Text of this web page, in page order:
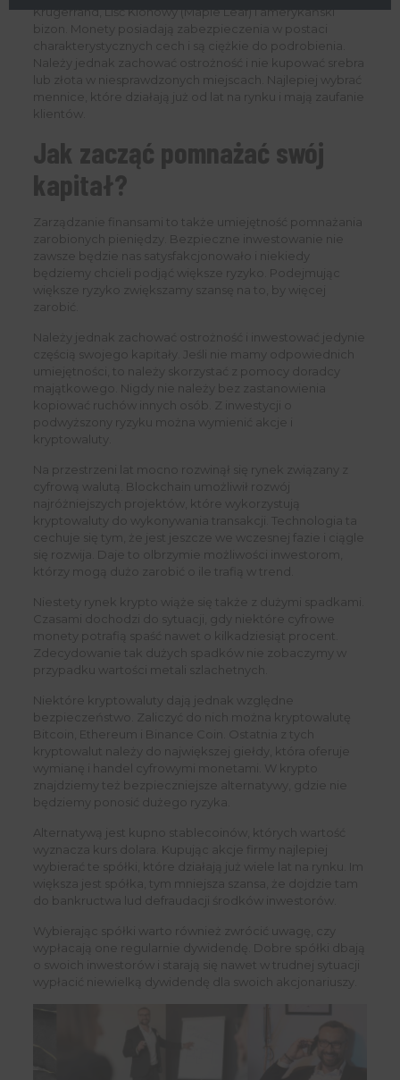
Krugerrand, Liść Klonowy (Maple Leaf) i amerykański
bizon. Monety posiadają zabezpieczenia w postaci
charakterystycznych cech i są ciężkie do podrobienia.
Należy jednak zachować ostrożność i nie kupować srebra
lub złota w niesprawdzonych miejscach. Najlepiej wybrać
mennice, które działają już od lat na rynku i mają zaufanie
klientów.
Jak zacząć pomnażać swój
kapitał?
Zarządzanie finansami to także umiejętność pomnażania
zarobionych pieniędzy. Bezpieczne inwestowanie nie
zawsze będzie nas satysfakcjonowało i niekiedy
będziemy chcieli podjąć większe ryzyko. Podejmując
większe ryzyko zwiększamy szansę na to, by więcej
zarobić.
Należy jednak zachować ostrożność i inwestować jedynie
częścią swojego kapitały. Jeśli nie mamy odpowiednich
umiejętności, to należy skorzystać z pomocy doradcy
majątkowego. Nigdy nie należy bez zastanowienia
kopiować ruchów innych osób. Z inwestycji o
podwyższony ryzyku można wymienić akcje i
kryptowaluty.
Na przestrzeni lat mocno rozwinął się rynek związany z
cyfrową walutą. Blockchain umożliwił rozwój
najróżniejszych projektów, które wykorzystują
kryptowaluty do wykonywania transakcji. Technologia ta
cechuje się tym, że jest jeszcze we wczesnej fazie i ciągle
się rozwija. Daje to olbrzymie możliwości inwestorom,
którzy mogą dużo zarobić o ile trafią w trend.
Niestety rynek krypto wiąże się także z dużymi spadkami.
Czasami dochodzi do sytuacji, gdy niektóre cyfrowe
monety potrafią spaść nawet o kilkadziesiąt procent.
Zdecydowanie tak dużych spadków nie zobaczymy w
przypadku wartości metali szlachetnych.
Niektóre kryptowaluty dają jednak względne
bezpieczeństwo. Zaliczyć do nich można kryptowalutę
Bitcoin, Ethereum i Binance Coin. Ostatnia z tych
kryptowalut należy do największej giełdy, która oferuje
wymianę i handel cyfrowymi monetami. W krypto
znajdziemy też bezpieczniejsze alternatywy, gdzie nie
będziemy ponosić dużego ryzyka.
Alternatywą jest kupno stablecoinów, których wartość
wyznacza kurs dolara. Kupując akcje firmy najlepiej
wybierać te spółki, które działają już wiele lat na rynku. Im
większa jest spółka, tym mniejsza szansa, że dojdzie tam
do bankructwa lud defraudacji środków inwestorów.
Wybierając spółki warto również zwrócić uwagę, czy
wypłacają one regularnie dywidendę. Dobre spółki dbają
o swoich inwestorów i starają się nawet w trudnej sytuacji
wypłacić niewielką dywidendę dla swoich akcjonariuszy.